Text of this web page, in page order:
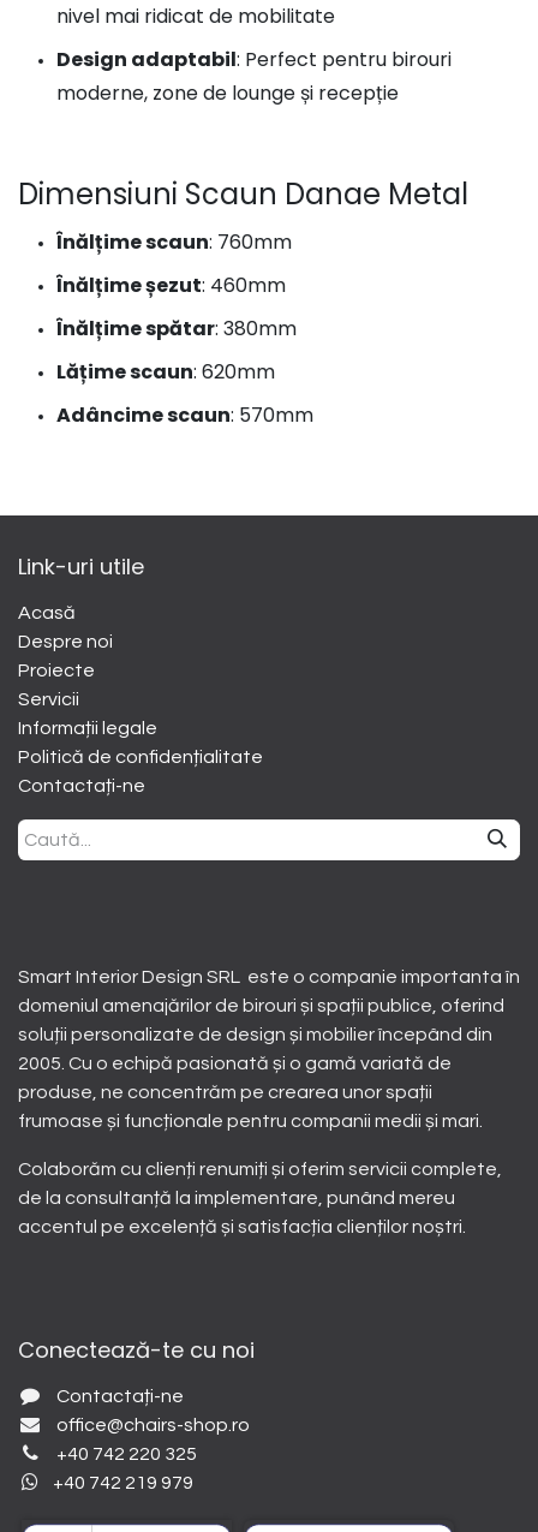
nivel mai ridicat de mobilitate
Design adaptabil: Perfect pentru birouri
moderne, zone de lounge și recepție
Dimensiuni Scaun Danae Metal
Înălțime scaun: 760mm
Înălțime șezut: 460mm
Înălțime spătar: 380mm
Lățime scaun: 620mm
Adâncime scaun: 570mm
Link-uri utile
Acasă
Despre noi
​Proiecte
Servicii
Informații legale
Politică de confidențialitate
Contactați-ne
Smart Interior Design SRL este o companie importanta în
domeniul amenajărilor de birouri și spații publice, oferind
soluții personalizate de design și mobilier începând din
2005. Cu o echipă pasionată și o gamă variată de
produse, ne concentrăm pe crearea unor spații
frumoase și funcționale pentru companii medii și mari.
Colaborăm cu clienți renumiți și oferim servicii complete,
de la consultanță la implementare, punând mereu
accentul pe excelență și satisfacția clienților noștri.
Conectează-te cu noi
Contactați-ne
office@chairs-shop.ro
+40 742 220 325
+40 742 219 979